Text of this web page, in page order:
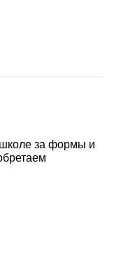
за формы и